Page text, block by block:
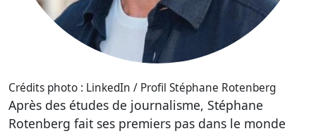
Crédits photo : LinkedIn / Profil Stéphane Rotenberg
Après des études de journalisme, Stéphane
Rotenberg fait ses premiers pas dans le monde